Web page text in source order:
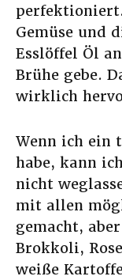
Gemüse und
Esslöffel Öl
Brühe gebe.
wirklich
Wenn ich ein
habe, kann
nicht
mit allen
gemacht,
Brokkoli,
weiße